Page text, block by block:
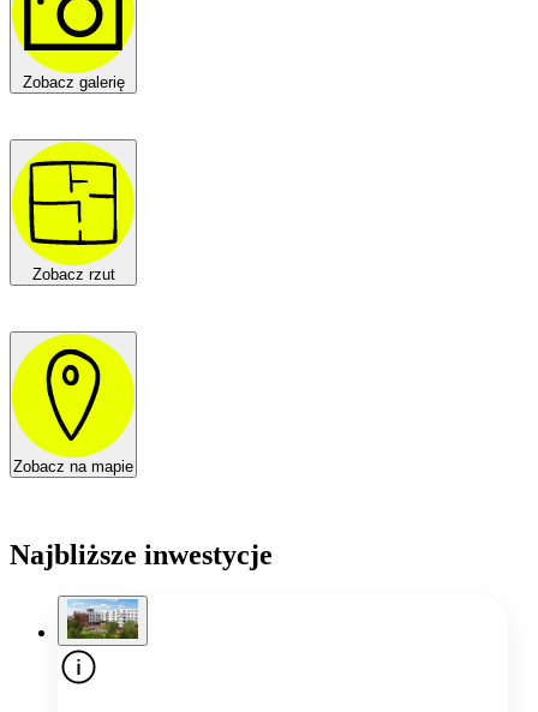
Zobacz galerię
Zobacz rzut
Zobacz na mapie
Najbliższe inwestycje